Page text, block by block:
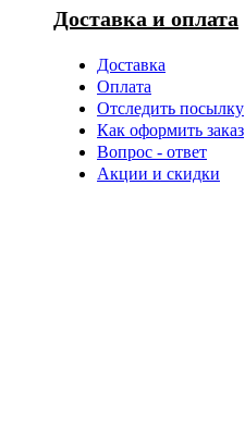
Доставка и оплата
Доставка
Оплата
Отследить посылку
Как оформить заказ
Вопрос - ответ
Акции и скидки